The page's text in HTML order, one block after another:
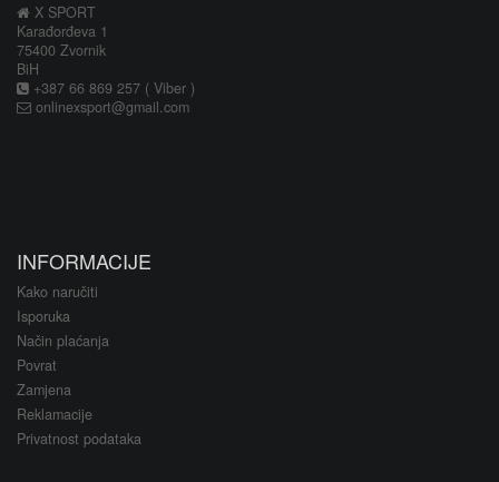
X SPORT
Karađorđeva 1
75400 Zvornik
BiH
+387 66 869 257 ( Viber )
onlinexsport@gmail.com
INFORMACIJE
Kako naručiti
Isporuka
Način plaćanja
Povrat
Zamjena
Reklamacije
Privatnost podataka